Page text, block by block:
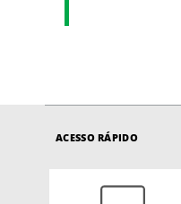
ACESSO RÁPIDO